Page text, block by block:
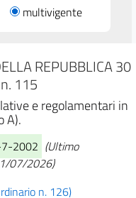
multivigente
REPUBBLICA 30
115
e regolamentari in
A).
2002 (Ultimo
07/2026)
n. 126)